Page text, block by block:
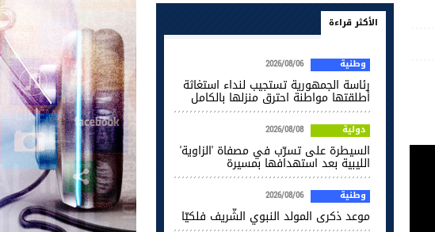
الأكثر قراءة
وطنية 2026/08/06
رئاسة الجمهورية تستجيب لنداء استغاثة
أطلقتها مواطنة احترق منزلها بالكامل
دولية 2026/08/08
السيطرة على تسرّب في مصفاة 'الزاوية'
الليبية بعد استهدافها بمسيرة
وطنية 2026/08/06
موعد ذكرى المولد النبوي الشّريف فلكيّا